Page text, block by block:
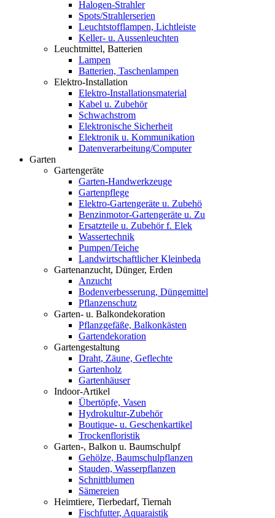
Halogen-Strahler
Spots/Strahlerserien
Leuchtstofflampen, Lichtleiste
Keller- u. Aussenleuchten
Leuchtmittel, Batterien
Lampen
Batterien, Taschenlampen
Elektro-Installation
Elektro-Installationsmaterial
Kabel u. Zubehör
Schwachstrom
Elektronische Sicherheit
Elektronik u. Kommunikation
Datenverarbeitung/Computer
Garten
Gartengeräte
Garten-Handwerkzeuge
Gartenpflege
Elektro-Gartengeräte u. Zubehö
Benzinmotor-Gartengeräte u. Zu
Ersatzteile u. Zubehör f. Elek
Wassertechnik
Pumpen/Teiche
Landwirtschaftlicher Kleinbeda
Gartenanzucht, Dünger, Erden
Anzucht
Bodenverbesserung, Düngemittel
Pflanzenschutz
Garten- u. Balkondekoration
Pflanzgefäße, Balkonkästen
Gartendekoration
Gartengestaltung
Draht, Zäune, Geflechte
Gartenholz
Gartenhäuser
Indoor-Artikel
Übertöpfe, Vasen
Hydrokultur-Zubehör
Boutique- u. Geschenkartikel
Trockenfloristik
Garten-, Balkon u. Baumschulpf
Gehölze, Baumschulpflanzen
Stauden, Wasserpflanzen
Schnittblumen
Sämereien
Heimtiere, Tierbedarf, Tiernah
Fischfutter, Aquaraistik